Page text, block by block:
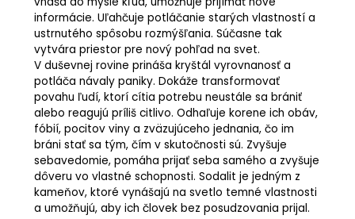
informácie. Uľahčuje potláčanie starých vlastností a
ustrnutého spôsobu rozmýšľania. Súčasne tak
vytvára priestor pre nový pohľad na svet.
V duševnej rovine prináša kryštál vyrovnanosť a
potláča návaly paniky. Dokáže transformovať
povahu ľudí, ktorí cítia potrebu neustále sa brániť
alebo reagujú príliš citlivo. Odhaľuje korene ich obáv,
fóbií, pocitov viny a zväzujúceho jednania, čo im
bráni stať sa tým, čím v skutočnosti sú. Zvyšuje
sebavedomie, pomáha prijať seba samého a zvyšuje
dôveru vo vlastné schopnosti. Sodalit je jedným z
kameňov, ktoré vynášajú na svetlo temné vlastnosti
a umožňujú, aby ich človek bez posudzovania prijal.